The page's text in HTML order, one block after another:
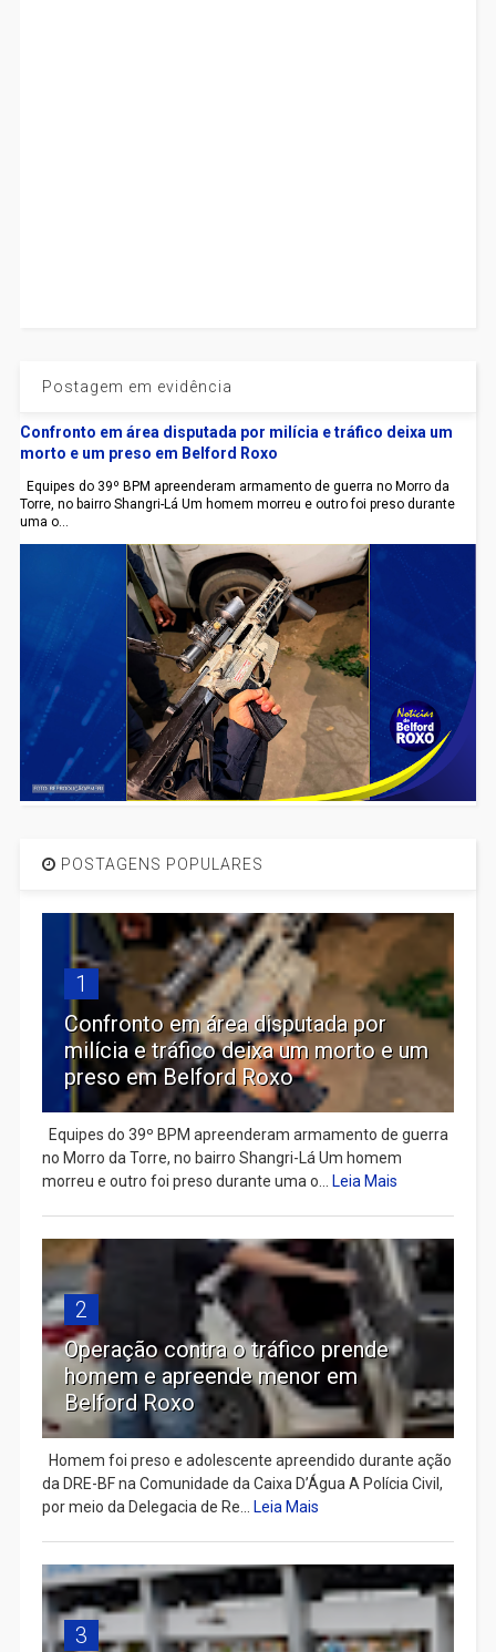
Postagem em evidência
Confronto em área disputada por milícia e tráfico deixa um
morto e um preso em Belford Roxo
Equipes do 39º BPM apreenderam armamento de guerra no Morro da
Torre, no bairro Shangri-Lá Um homem morreu e outro foi preso durante
uma o...
POSTAGENS POPULARES
1
Confronto em área disputada por
milícia e tráfico deixa um morto e um
preso em Belford Roxo
Equipes do 39º BPM apreenderam armamento de guerra
no Morro da Torre, no bairro Shangri-Lá Um homem
morreu e outro foi preso durante uma o...
Leia Mais
2
Operação contra o tráfico prende
homem e apreende menor em
Belford Roxo
Homem foi preso e adolescente apreendido durante ação
da DRE-BF na Comunidade da Caixa D’Água A Polícia Civil,
por meio da Delegacia de Re...
Leia Mais
3